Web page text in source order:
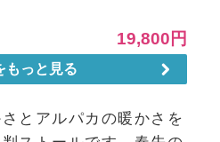
とアルパカの暖かさを